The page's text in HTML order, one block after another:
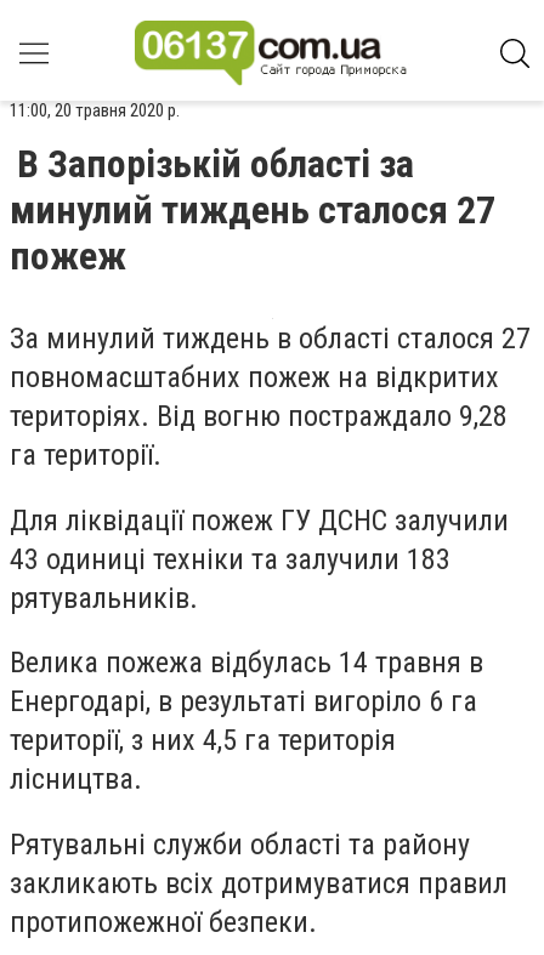
11:00, 20 травня 2020 р.
В Запорізькій області за
минулий тиждень сталося 27
пожеж
За минулий тиждень в області сталося 27
повномасштабних пожеж на відкритих
територіях. Від вогню постраждало 9,28
га території.
Для ліквідації пожеж ГУ ДСНС залучили
43 одиниці техніки та залучили 183
рятувальників.
Велика пожежа відбулась 14 травня в
Енергодарі, в результаті вигоріло 6 га
території, з них 4,5 га територія
лісництва.
Рятувальні служби області та району
закликають всіх дотримуватися правил
протипожежної безпеки.